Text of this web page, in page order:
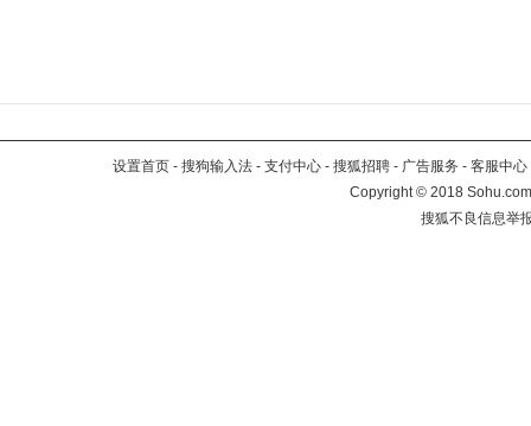
设置首页 - 搜狗输入法 - 支付中心 - 搜狐招聘 - 广告服务 - 客服中心
Copyright©2018
搜狐不良信息举